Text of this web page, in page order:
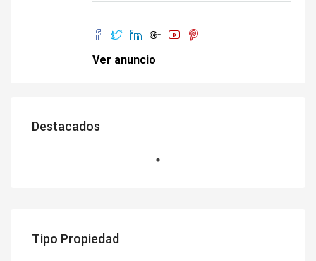
Ver anuncio
Destacados
Tipo Propiedad